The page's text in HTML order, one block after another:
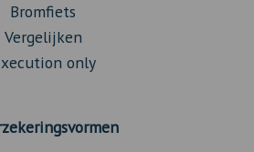
Bromfiets
Vergelijken
only